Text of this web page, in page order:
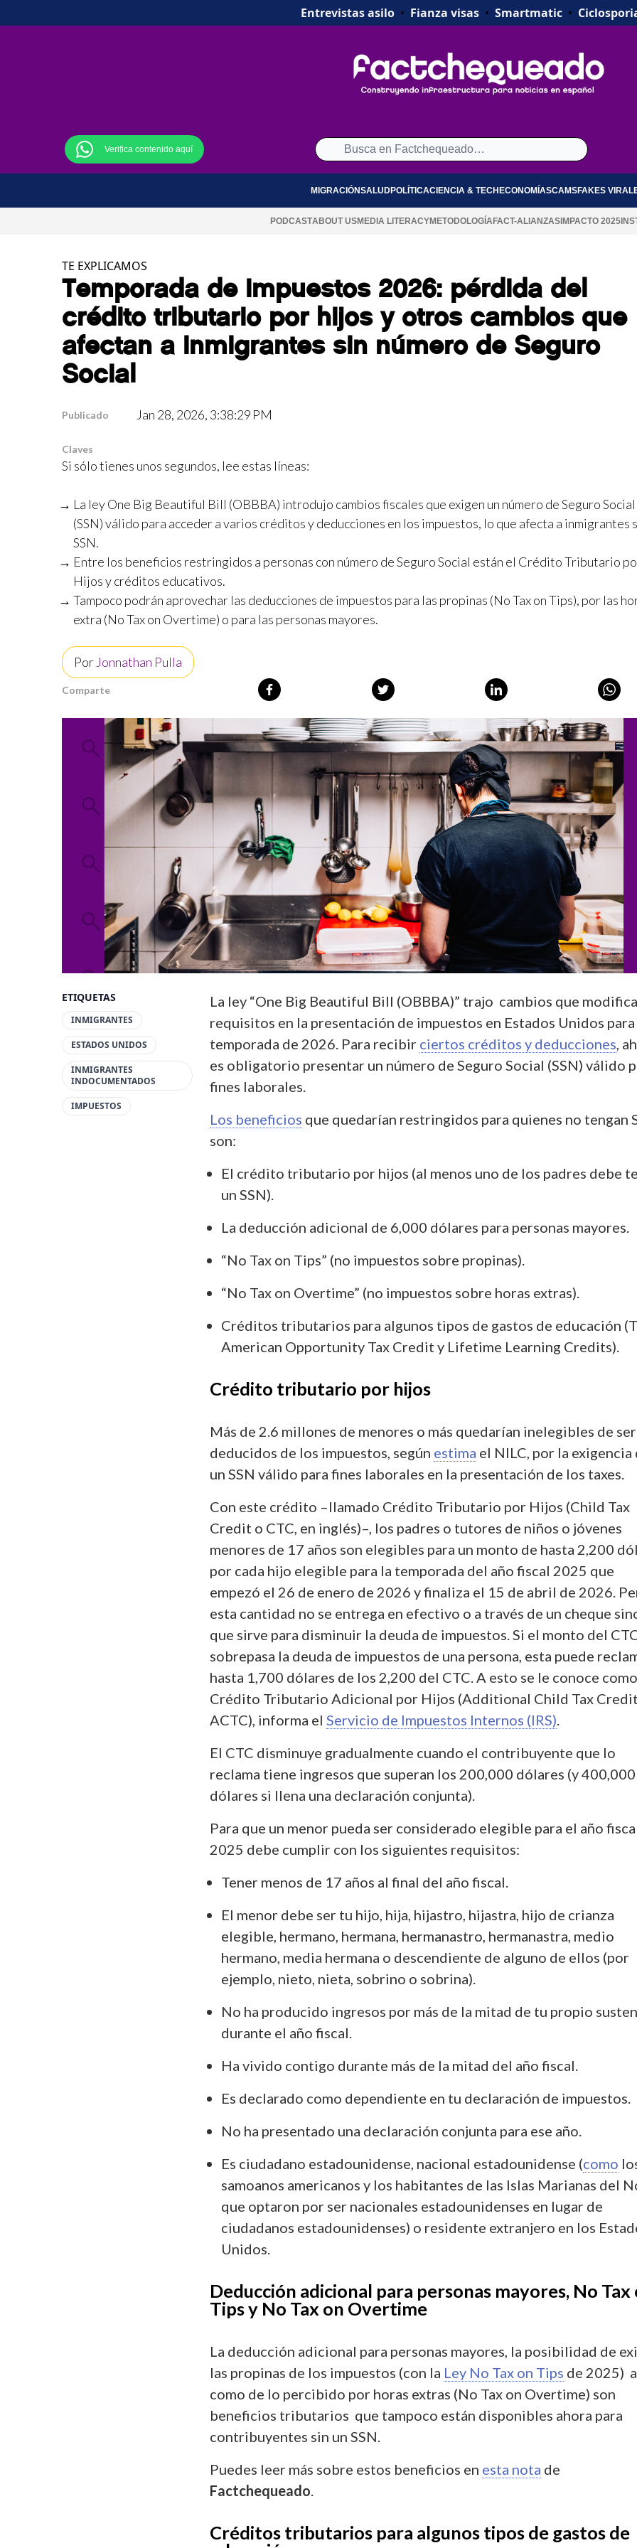
Entrevistas asilo• Fianza visas• Smartmatic•
Verifica contenido aquí
MIGRACIÓNSALUDPOLÍTICACIENCIA & TECH ECONOMÍASCAMSFAKES
PODCASTABOUT USMEDIA LITERACYMETODOLOGÍA FACT-ALIANZASIMPACTO 2025
TE EXPLICAMOS
Temporada de impuestos 2026: pérdida del
crédito tributario por hijos y otros cambios que
afectan a inmigrantes sin número de Seguro
Social
Publicado Jan 28, 2026, 3:38:29 PM
Claves
Si sólo tienes unos segundos, lee estas líneas:
La ley One Big Beautiful Bill (OBBBA) introdujo cambios fiscales que exigen un número de Seguro Social
(SSN) válido para acceder a varios créditos y deducciones en los impuestos, lo que afecta a inmigrantes
SSN.
Entre los beneficios restringidos a personas con número de Seguro Social están el Crédito Tributario
Hijos y créditos educativos.
Tampoco podrán aprovechar las deducciones de impuestos para las propinas (No Tax on Tips), por las
extra (No Tax on Overtime) o para las personas mayores.
Por Jonnathan Pulla
Comparte
ETIQUETAS
INMIGRANTES
ESTADOS UNIDOS
INMIGRANTES
INDOCUMENTADOS
IMPUESTOS
La ley “One Big Beautiful Bill (OBBBA)” trajo cambios que
requisitos en la presentación de impuestos en Estados Unidos para
temporada de 2026. Para recibir ciertos créditos y deducciones ,
es obligatorio presentar un número de Seguro Social (SSN) válido
fines laborales.
Los beneficios que quedarían restringidos para quienes no tengan
son:
El crédito tributario por hijos (al menos uno de los padres debe
un SSN).
La deducción adicional de 6,000 dólares para personas mayores.
“No Tax on Tips” (no impuestos sobre propinas).
“No Tax on Overtime” (no impuestos sobre horas extras).
Créditos tributarios para algunos tipos de gastos de educación
American Opportunity Tax Credit y Lifetime Learning Credits).
Crédito tributario por hijos
Más de 2.6 millones de menores o más quedarían inelegibles de ser
deducidos de los impuestos, según estima el NILC, por la exigencia
un SSN válido para fines laborales en la presentación de los taxes.
Con este crédito –llamado Crédito Tributario por Hijos (Child Tax
Credit o CTC, en inglés)–, los padres o tutores de niños o jóvenes
menores de 17 años son elegibles para un monto de hasta 2,200
por cada hijo elegible para la temporada del año fiscal 2025 que
empezó el 26 de enero de 2026 y finaliza el 15 de abril de 2026.
esta cantidad no se entrega en efectivo o a través de un cheque
que sirve para disminuir la deuda de impuestos. Si el monto del
sobrepasa la deuda de impuestos de una persona, esta puede
hasta 1,700 dólares de los 2,200 del CTC. A esto se le conoce
Crédito Tributario Adicional por Hijos (Additional Child Tax
ACTC), informa el Servicio de Impuestos Internos (IRS)
El CTC disminuye gradualmente cuando el contribuyente que lo
reclama tiene ingresos que superan los 200,000 dólares (y 400,000
dólares si llena una declaración conjunta).
Para que un menor pueda ser considerado elegible para el año
2025 debe cumplir con los siguientes requisitos:
Tener menos de 17 años al final del año fiscal.
El menor debe ser tu hijo, hija, hijastro, hijastra, hijo de crianza
elegible, hermano, hermana, hermanastro, hermanastra, medio
hermano, media hermana o descendiente de alguno de ellos (por
ejemplo, nieto, nieta, sobrino o sobrina).
No ha producido ingresos por más de la mitad de tu propio
durante el año fiscal.
Ha vivido contigo durante más de la mitad del año fiscal.
Es declarado como dependiente en tu declaración de impuestos.
No ha presentado una declaración conjunta para ese año.
Es ciudadano estadounidense, nacional estadounidense (como
samoanos americanos y los habitantes de las Islas Marianas del
que optaron por ser nacionales estadounidenses en lugar de
ciudadanos estadounidenses) o residente extranjero en los
Unidos.
Deducción adicional para personas mayores, No Tax
Tips y No Tax on Overtime
La deducción adicional para personas mayores, la posibilidad de
las propinas de los impuestos (con la Ley No Tax on Tips de 2025)
como de lo percibido por horas extras (No Tax on Overtime) son
beneficios tributarios que tampoco están disponibles ahora para
contribuyentes sin un SSN.
Puedes leer más sobre estos beneficios en esta nota de
Factchequeado
Créditos tributarios para algunos tipos de gastos de